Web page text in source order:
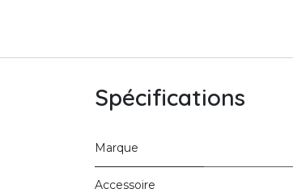
Spécifications
Marque
Accessoire